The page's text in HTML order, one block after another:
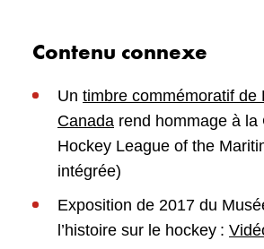
Contenu connexe
Un timbre commémoratif de
Canada rend hommage à la
Hockey League of the
intégrée)
Exposition de 2017 du
l’histoire sur le hockey :